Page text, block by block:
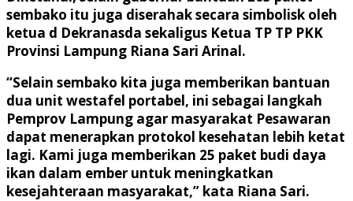
sembako itu juga diserahak secara simbolisk oleh
ketua d Dekranasda sekaligus Ketua TP TP PKK
Provinsi Lampung Riana Sari Arinal.
“Selain sembako kita juga memberikan bantuan
dua unit westafel portabel, ini sebagai langkah
Pemprov Lampung agar masyarakat Pesawaran
dapat menerapkan protokol kesehatan lebih ketat
lagi. Kami juga memberikan 25 paket budi daya
ikan dalam ember untuk meningkatkan
kesejahteraan masyarakat,” kata Riana Sari.